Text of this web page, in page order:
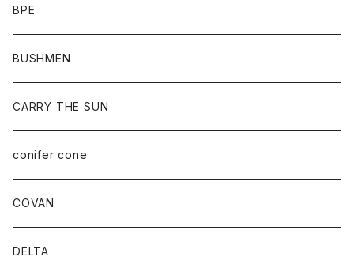
BPE
BUSHMEN
CARRY THE SUN
conifer cone
COVAN
DELTA